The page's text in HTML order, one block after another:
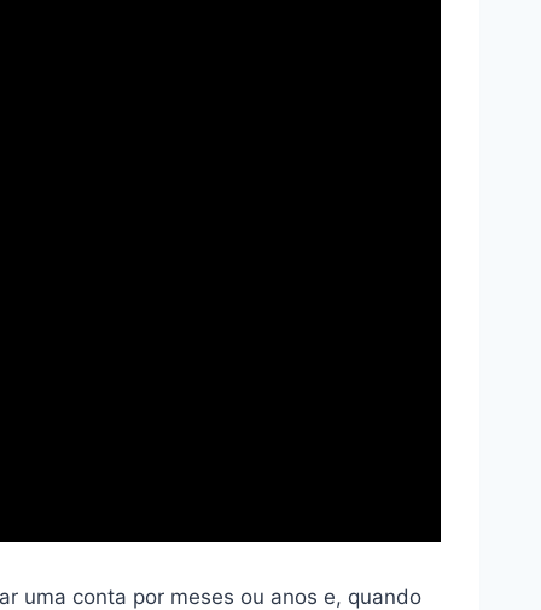
uma conta por meses ou anos e, quando